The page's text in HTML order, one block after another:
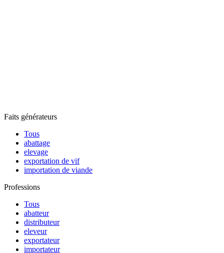
Faits générateurs
Tous
abattage
elevage
exportation de vif
importation de viande
Professions
Tous
abatteur
distributeur
eleveur
exportateur
importateur